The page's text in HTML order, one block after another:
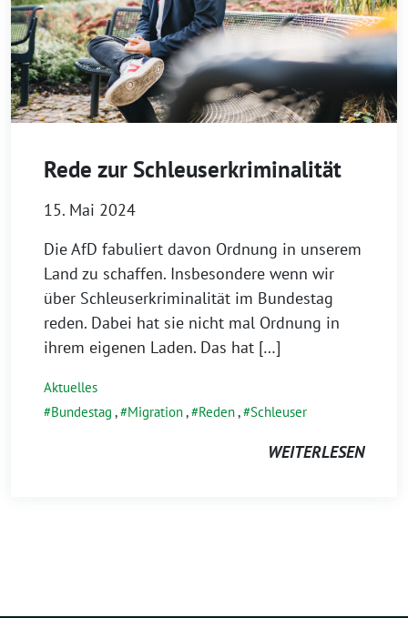
Rede zur Schleuserkriminalität
15. Mai 2024
Die AfD fabuliert davon Ordnung in unserem
Land zu schaffen. Insbesondere wenn wir
über Schleuserkriminalität im Bundestag
reden. Dabei hat sie nicht mal Ordnung in
ihrem eigenen Laden. Das hat […]
Aktuelles
Bundestag , Migration, Reden, Schleuser
WEITERLESEN